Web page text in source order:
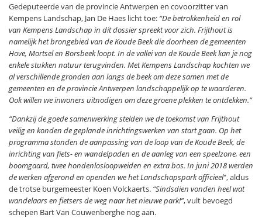
Gedeputeerde van de provincie Antwerpen en covoorzitter van
Kempens Landschap, Jan De Haes licht toe: “De betrokkenheid en rol
van Kempens Landschap in dit dossier spreekt voor zich. Frijthout is
namelijk het brongebied van de Koude Beek die doorheen de gemeenten
Hove, Mortsel en Borsbeek loopt. In de vallei van de Koude Beek kan je nog
enkele stukken natuur terugvinden. Met Kempens Landschap kochten we
al verschillende gronden aan langs de beek om deze samen met de
gemeenten en de provincie Antwerpen landschappelijk op te waarderen.
Ook willen we inwoners uitnodigen om deze groene plekken te ontdekken.”
“Dankzij de goede samenwerking stelden we de toekomst van Frijthout
veilig en konden de geplande inrichtingswerken van start gaan. Op het
programma stonden de aanpassing van de loop van de Koude Beek, de
inrichting van fiets- en wandelpaden en de aanleg van een speelzone, een
boomgaard, twee hondenlosloopweiden en extra bos. In juni 2018 werden
de werken afgerond en openden we het Landschapspark officieel", aldus
de trotse burgemeester Koen Volckaerts. “Sindsdien vonden heel wat
wandelaars en fietsers de weg naar het nieuwe park!”, vult bevoegd
schepen Bart Van Couwenberghe nog aan.